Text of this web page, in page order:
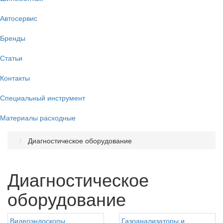
Автосервис
Бренды
Статьи
Контакты
Специальный инструмент
Материалы расходные
Диагностическое оборудование
Диагностическое
оборудование
Видеоэндоскопы Газоанализаторы и